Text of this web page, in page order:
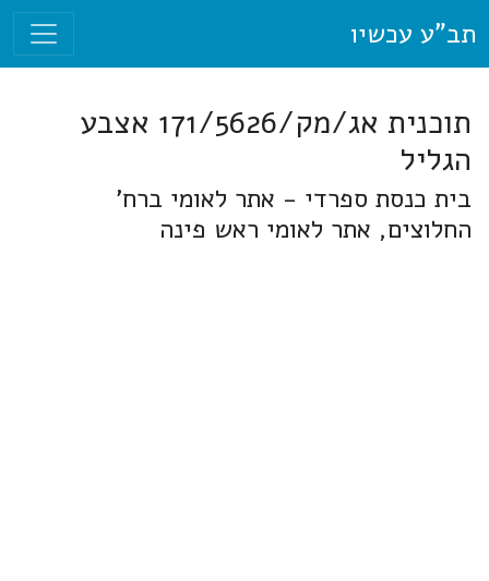
תב"ע עכשיו
תוכנית אג/מק/171/5626 אצבע
הגליל
בית כנסת ספרדי - אתר לאומי ברח'
החלוצים, אתר לאומי ראש פינה